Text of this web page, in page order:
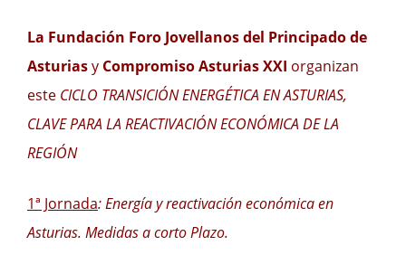
La Fundación Foro Jovellanos del Principado de
Asturiasy Compromiso Asturias XXI organizan
este CICLO TRANSICIÓN ENERGÉTICA EN ASTURIAS,
CLAVE PARA LA REACTIVACIÓN ECONÓMICA DE LA
REGIÓN
1ª Jornada: Energía y reactivación económica en
Asturias. Medidas a corto Plazo.